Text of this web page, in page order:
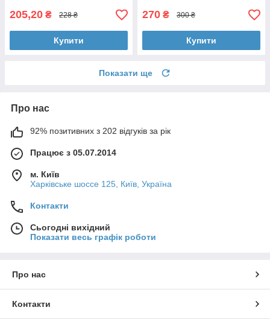
205,20 ₴ 228 ₴
Купити
270 ₴ 300 ₴
Купити
Показати ще
Про нас
92% позитивних з 202 відгуків за рік
Працює з 05.07.2014
м. Київ
Харківське шоссе 125, Київ, Україна
Контакти
Сьогодні вихідний
Показати весь графік роботи
Про нас
Контакти